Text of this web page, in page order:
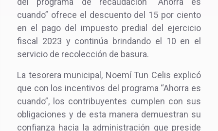
cuando” ofrece el descuento del 15 por ciento
en el pago del impuesto predial del ejercicio
fiscal 2023 y continúa brindando el 10 en el
servicio de recolección de basura.
La tesorera municipal, Noemí Tun Celis explicó
que con los incentivos del programa “Ahorra es
cuando”, los contribuyentes cumplen con sus
obligaciones y de esta manera demuestran su
confianza hacia la administración que preside